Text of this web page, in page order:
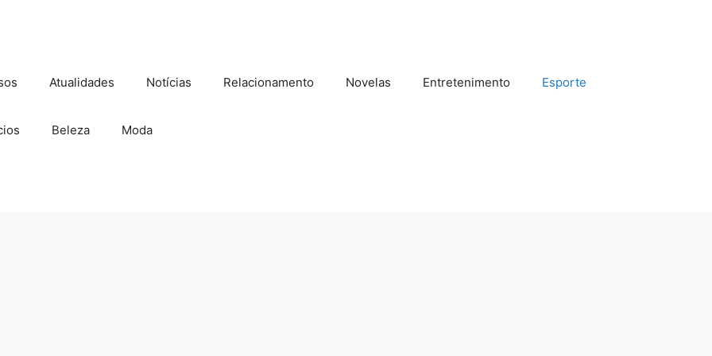
Atualidades Notícias Relacionamento Novelas Entretenimento Esporte
Beleza Moda